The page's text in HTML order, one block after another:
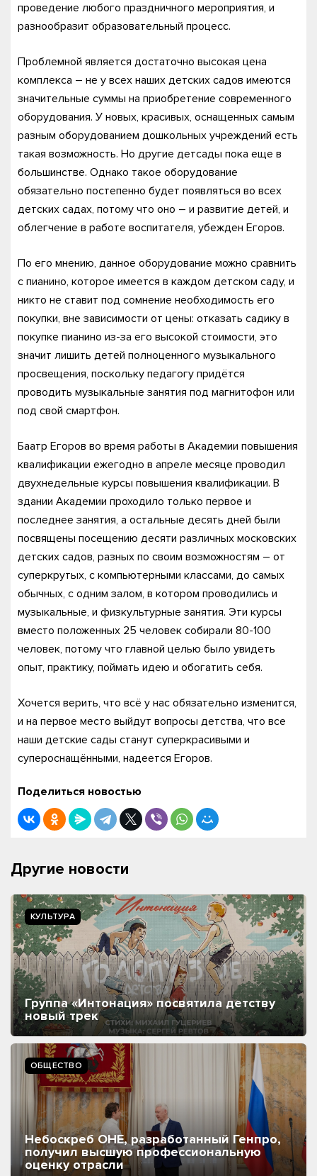
проведение любого праздничного мероприятия, и
разнообразит образовательный процесс.
Проблемной является достаточно высокая цена
комплекса – не у всех наших детских садов имеются
значительные суммы на приобретение современного
оборудования. У новых, красивых, оснащенных самым
разным оборудованием дошкольных учреждений есть
такая возможность. Но другие детсады пока еще в
большинстве. Однако такое оборудование
обязательно постепенно будет появляться во всех
детских садах, потому что оно – и развитие детей, и
облегчение в работе воспитателя, убежден Егоров.
По его мнению, данное оборудование можно сравнить
с пианино, которое имеется в каждом детском саду, и
никто не ставит под сомнение необходимость его
покупки, вне зависимости от цены: отказать садику в
покупке пианино из-за его высокой стоимости, это
значит лишить детей полноценного музыкального
просвещения, поскольку педагогу придётся
проводить музыкальные занятия под магнитофон или
под свой смартфон.
Баатр Егоров во время работы в Академии повышения
квалификации ежегодно в апреле месяце проводил
двухнедельные курсы повышения квалификации. В
здании Академии проходило только первое и
последнее занятия, а остальные десять дней были
посвящены посещению десяти различных московских
детских садов, разных по своим возможностям – от
суперкрутых, с компьютерными классами, до самых
обычных, с одним залом, в котором проводились и
музыкальные, и физкультурные занятия. Эти курсы
вместо положенных 25 человек собирали 80-100
человек, потому что главной целью было увидеть
опыт, практику, поймать идею и обогатить себя.
Хочется верить, что всё у нас обязательно изменится,
и на первое место выйдут вопросы детства, что все
наши детские сады станут суперкрасивыми и
супероснащёнными, надеется Егоров.
Поделиться новостью
Другие новости
КУЛЬТУРА
Группа «Интонация» посвятила детству
новый трек
ОБЩЕСТВО
Небоскреб ОНЕ, разработанный Генпро,
получил высшую профессиональную
оценку отрасли